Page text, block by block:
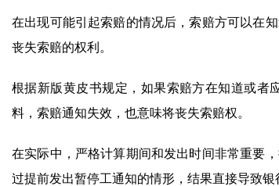
在出现可能引起索赔的情况后，索赔方可以在
丧失索赔的权利。
根据新版黄皮书规定，如果索赔方在知道或者
料，索赔通知失效，也意味将丧失索赔权。
在实际中，严格计算期间和发出时间非常重要
过提前发出暂停工通知的情形，结果直接导致